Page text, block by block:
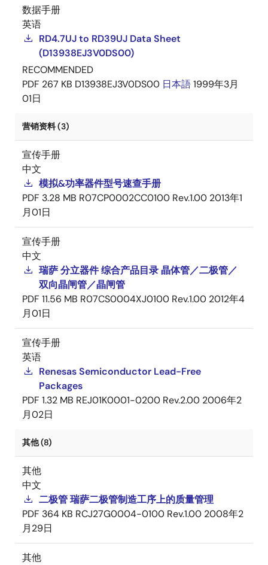
数据手册
英语
RD4.7UJ to RD39UJ Data Sheet
(D13938EJ3V0DS00)
RECOMMENDED
PDF 267 KB D13938EJ3V0DS00 日本語1999年3月
01日
营销资料 (3)
宣传手册
中文
模拟&功率器件型号速查手册
PDF 3.28 MB R07CP0002CC0100 Rev.1.00 2013年1
月01日
宣传手册
中文
瑞萨 分立器件 综合产品目录 晶体管／二极管／
双向晶闸管／晶闸管
PDF 11.56 MB R07CS0004XJ0100 Rev.1.00 2012年4
月01日
宣传手册
英语
Renesas Semiconductor Lead-Free
Packages
PDF 1.32 MB REJ01K0001-0200 Rev.2.00 2006年2
月02日
其他 (8)
其他
中文
二极管 瑞萨二极管制造工序上的质量管理
PDF 364 KB RCJ27G0004-0100 Rev.1.00 2008年2
月29日
其他